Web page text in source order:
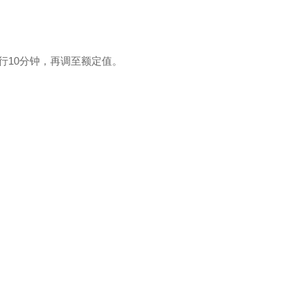
分钟，再调至额定值。